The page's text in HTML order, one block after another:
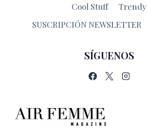
Cool Stuff
Trendy
SUSCRIPCIÓN NEWSLETTER
SÍGUENOS